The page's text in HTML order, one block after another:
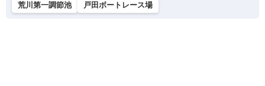
荒川第一調節池
戸田ボートレース場